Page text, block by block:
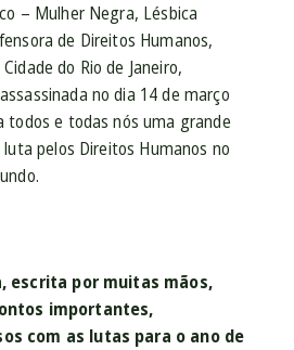
– Mulher Negra, Lésbica
de Direitos Humanos,
do Rio de Janeiro,
no dia 14 de março
todos e todas nós uma grande
pelos Direitos Humanos no
escrita por muitas mãos,
importantes,
com as lutas para o ano de